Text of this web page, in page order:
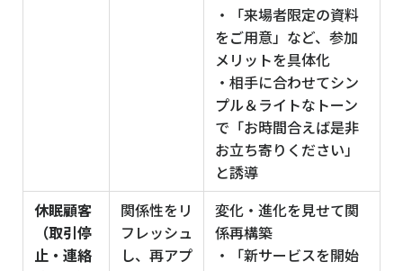
・「来場者限定の資料
をご用意」など、参加
メリットを具体化
・相手に合わせてシン
プル＆ライトなトーン
で「お時間合えば是非
お立ち寄りください」
と誘導
休眠顧客
（取引停
止・連絡
関係性をリ
フレッシュ
し、再アプ
変化・進化を見せて関
係再構築
・「新サービスを開始